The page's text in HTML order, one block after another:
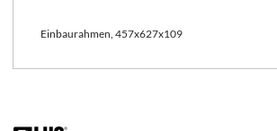
Einbaurahmen, 457x627x109